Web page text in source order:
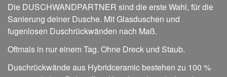
Die DUSCHWANDPARTNER sind die erste Wahl, für die
Sanierung deiner Dusche. Mit Glasduschen und
fugenlosen Duschrückwänden nach Maß.
Oftmals in nur einem Tag. Ohne Dreck und Staub.
Duschrückwände aus Hybridceramic bestehen zu 100 %